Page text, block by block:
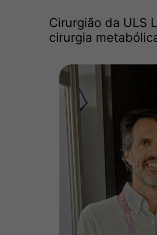
Cirurgião da ULS
cirurgia